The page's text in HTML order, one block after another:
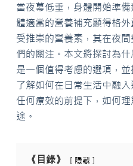
當夜幕低垂，身體開始準
體適當的營養補充顯得格
受推崇的營養素，其在夜
們的關注。本文將探討為
是一個值得考慮的選項，
了解如何在日常生活中融
任何療效的前提下，如何
途。
《目錄》 隱藏